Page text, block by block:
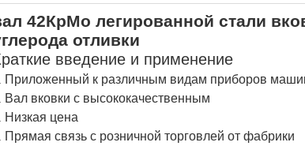
42КрМо легированной стали
отливки
введение и применение
Приложенный к различным видам приборов
Вал вковки с высококачественным
Низкая цена
Прямая связь с розничной торговлей от фабрики